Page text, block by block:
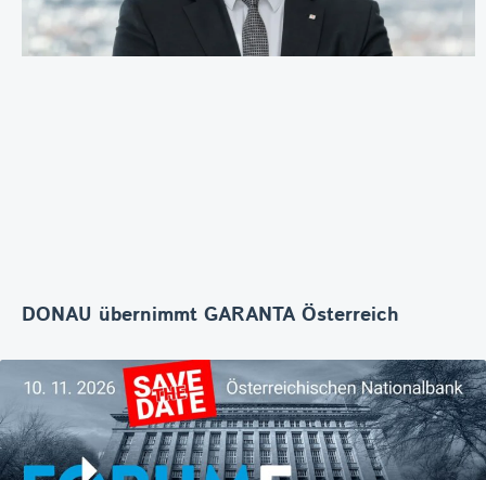
DONAU übernimmt GARANTA Österreich